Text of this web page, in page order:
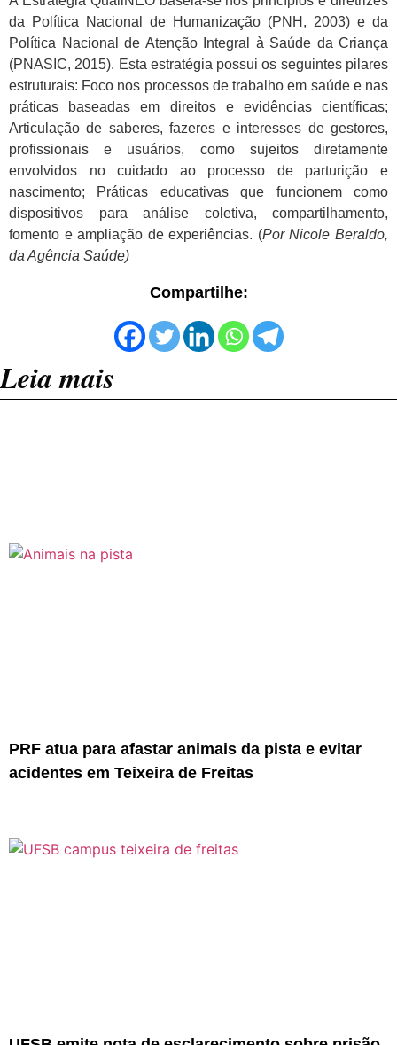
da Política Nacional de Humanização (PNH, 2003) e da
Política Nacional de Atenção Integral à Saúde da Criança
(PNASIC, 2015). Esta estratégia possui os seguintes pilares
estruturais: Foco nos processos de trabalho em saúde e nas
práticas baseadas em direitos e evidências científicas;
Articulação de saberes, fazeres e interesses de gestores,
profissionais e usuários, como sujeitos diretamente
envolvidos no cuidado ao processo de parturição e
nascimento; Práticas educativas que funcionem como
dispositivos para análise coletiva, compartilhamento,
fomento e ampliação de experiências. (Por Nicole Beraldo,
da Agência Saúde)
Compartilhe:
Leia mais
PRF atua para afastar animais da pista e evitar
acidentes em Teixeira de Freitas